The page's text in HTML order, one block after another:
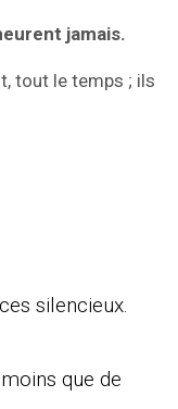
jamais.
tout le temps ; ils
silencieux.
que de